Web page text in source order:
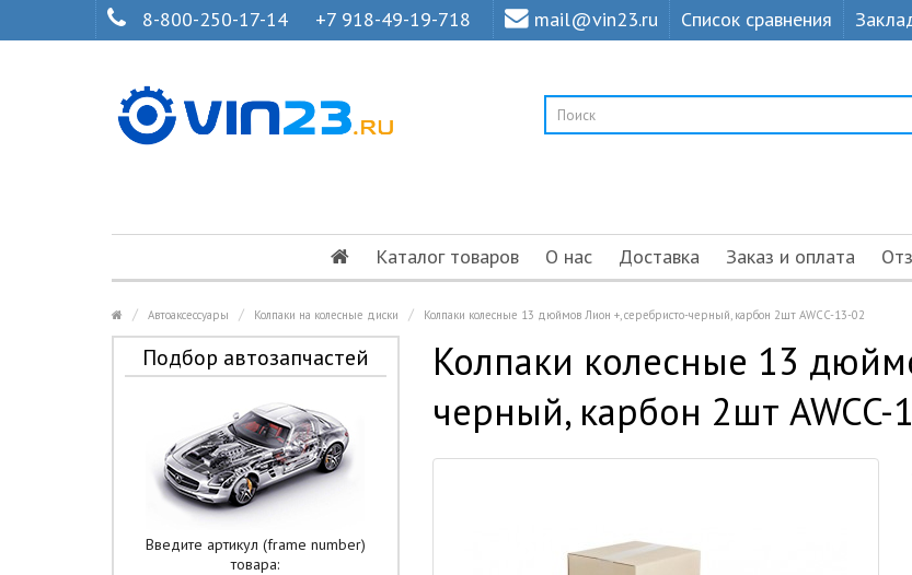
8-800-250-17-14 +7 918-49-19-718 mail@vin23.ru Список сравнения
Каталог товаров О нас Доставка Заказ и оплата
Автоаксессуары Колпаки на колесные диски Колпаки колесные 13 дюймов Лион +, серебристо-черный, карбон 2шт AWCC-13-02
Подбор автозапчастей
Введите артикул (frame number)
товара:
Колпаки колесные 13
черный, карбон 2шт AWCC-